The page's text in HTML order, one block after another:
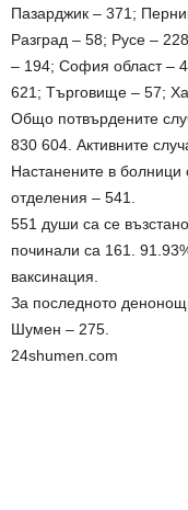
Пазарджик – 371;
Разград – 58; Русе –
– 194; София област –
621; Търговище – 57;
Общо потвърдените
830 604. Активните
Настанените в болници
отделения – 541.
551 души са се
починали са 161.
ваксинация.
За последното
Шумен – 275.
24shumen.com